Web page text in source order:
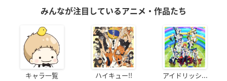
みんなが注目しているアニメ・作品たち
キャラ一覧 ハイキュー!! アイドリッシ...